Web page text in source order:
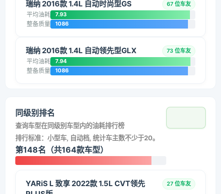
瑞纳 2016款 1.4L 自动时尚型GS 67 位车友
平均油耗 7.93
整备质量 1086
瑞纳 2016款 1.4L 自动领先型GLX 73 位车友
平均油耗 7.94
整备质量 1086
同级别排名
查询车型在同级别车型内的油耗排行榜
排行标准：小型车, 自动档, 统计车主数不少于20。
第148名（共164款车型）
YARiS L 致享 2022款 1.5L CVT领先
27 位车友